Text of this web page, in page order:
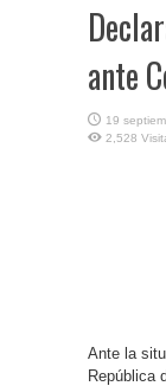
ante
19
2,528
Ante la
República